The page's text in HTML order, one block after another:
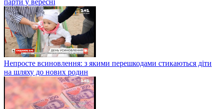
Непросте всиновлення: з якими перешкодами стикаються діти
на шляху до нових родин